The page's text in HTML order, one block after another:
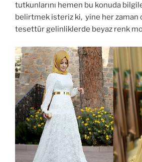
tutkunlarını hemen bu konuda
belirtmek isteriz ki, yine her zaman
tesettür gelinliklerde beyaz renk